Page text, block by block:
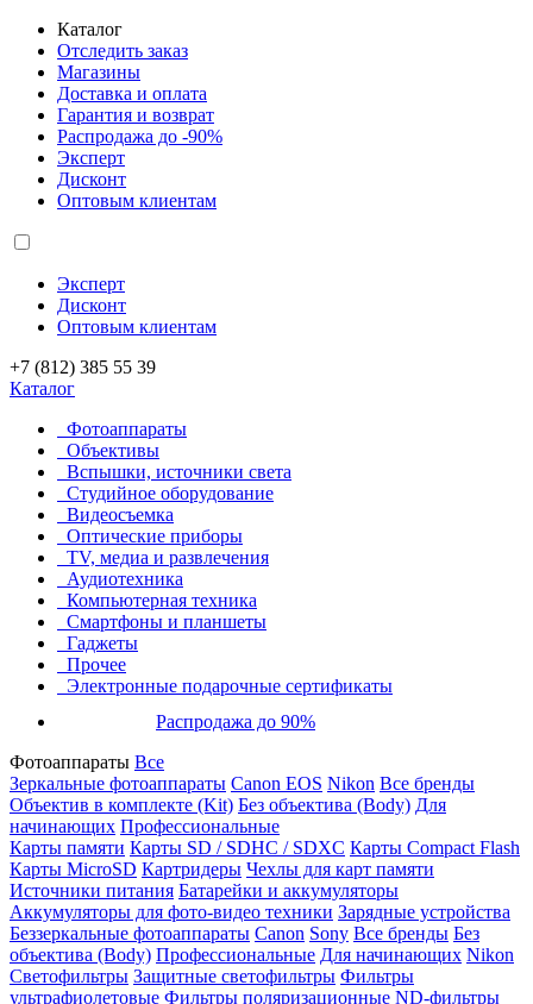
Каталог
Отследить заказ
Магазины
Доставка и оплата
Гарантия и возврат
Распродажа до -90%
Эксперт
Дисконт
Оптовым клиентам
Эксперт
Дисконт
Оптовым клиентам
+7 (812) 385 55 39
Каталог
Фотоаппараты
Объективы
Вспышки, источники света
Студийное оборудование
Видеосъемка
Оптические приборы
TV, медиа и развлечения
Аудиотехника
Компьютерная техника
Смартфоны и планшеты
Гаджеты
Прочее
Электронные подарочные сертификаты
Распродажа до 90%
Фотоаппараты Все
Зеркальные фотоаппараты Canon EOS Nikon Все бренды
Объектив в комплекте (Kit) Без объектива (Body) Для
начинающих Профессиональные
Карты памяти Карты SD / SDHC / SDXC Карты Compact Flash
Карты MicroSD Картридеры Чехлы для карт памяти
Источники питания Батарейки и аккумуляторы
Аккумуляторы для фото-видео техники Зарядные устройства
Беззеркальные фотоаппараты Canon Sony Все бренды Без
объектива (Body) Профессиональные Для начинающих Nikon
Светофильтры Защитные светофильтры Фильтры
ультрафиолетовые Фильтры поляризационные ND-фильтры